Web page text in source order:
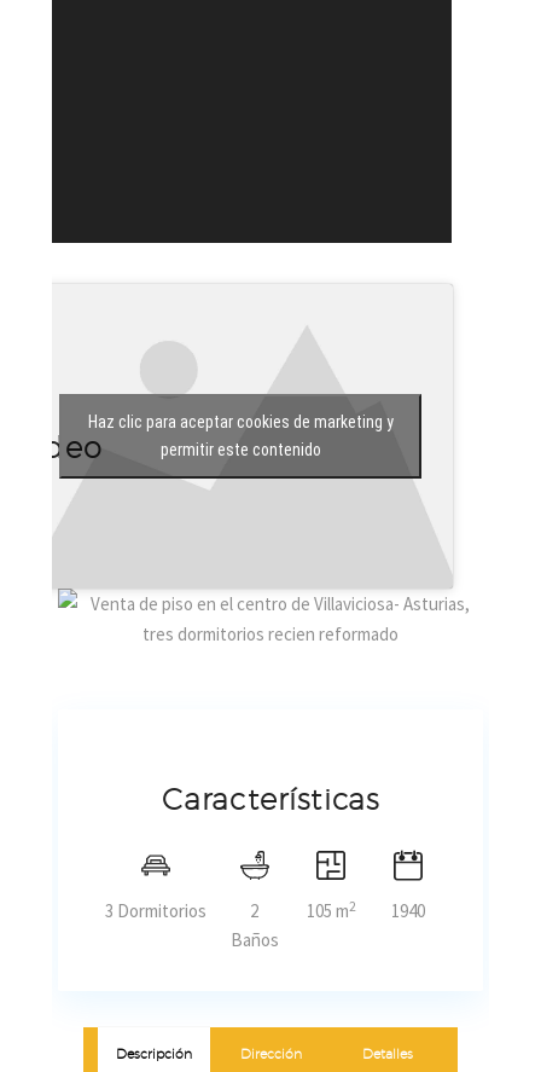
Vídeo
Haz clic para aceptar cookies de marketing y
permitir este contenido
Características
3 Dormitorios
2
Baños
105 m2 1940
Descripción Dirección Detalles